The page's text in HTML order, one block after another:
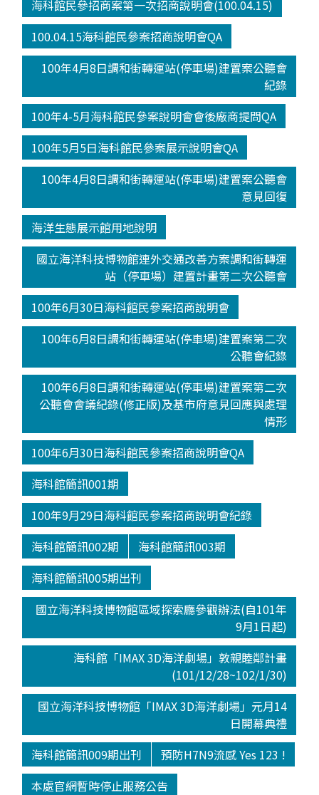
海科館民參招商案第一次招商說明會(100.04.15)
100.04.15海科館民參案招商說明會QA
100年4月8日調和街轉運站(停車場)建置案公聽會
紀錄
100年4-5月海科館民參案說明會會後廠商提問QA
100年5月5日海科館民參案展示說明會QA
100年4月8日調和街轉運站(停車場)建置案公聽會
意見回復
海洋生態展示館用地說明
國立海洋科技博物館連外交通改善方案調和街轉運
站（停車場）建置計畫第二次公聽會
100年6月30日海科館民參案招商說明會
100年6月8日調和街轉運站(停車場)建置案第二次
公聽會紀錄
100年6月8日調和街轉運站(停車場)建置案第二次
公聽會會議紀錄(修正版)及基市府意見回應與處理
情形
100年6月30日海科館民參案招商說明會QA
海科館簡訊001期
100年9月29日海科館民參案招商說明會紀錄
海科館簡訊002期
海科館簡訊003期
海科館簡訊005期出刊
國立海洋科技博物館區域探索廳參觀辦法(自101年
9月1日起)
海科館「IMAX 3D海洋劇場」敦親睦鄰計畫
(101/12/28~102/1/30)
國立海洋科技博物館「IMAX 3D海洋劇場」元月14
日開幕典禮
海科館簡訊009期出刊
預防H7N9流感 Yes 123 !
本處官網暫時停止服務公告